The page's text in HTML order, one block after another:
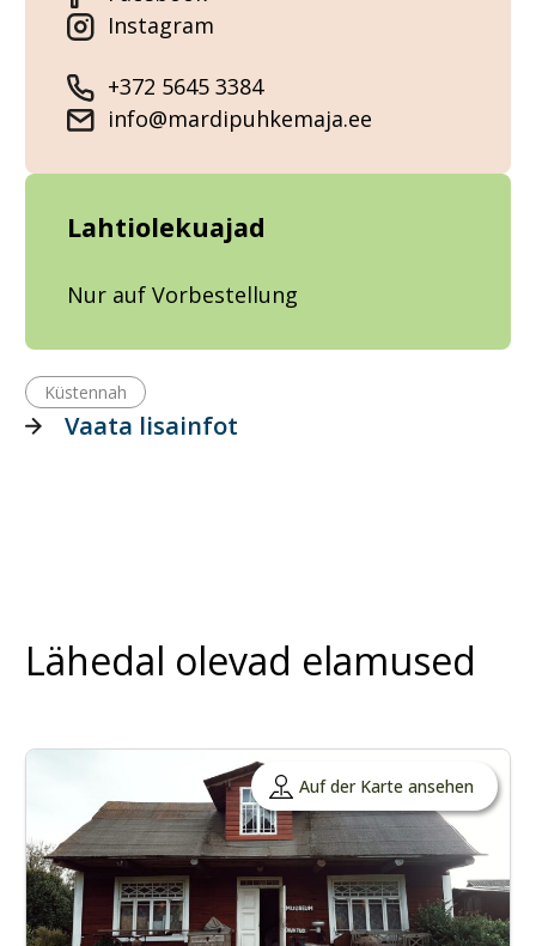
Instagram
+372 5645 3384
info@mardipuhkemaja.ee
Lahtiolekuajad
Nur auf Vorbestellung
Küstennah
Vaata lisainfot
Lähedal olevad elamused
Auf der Karte ansehen